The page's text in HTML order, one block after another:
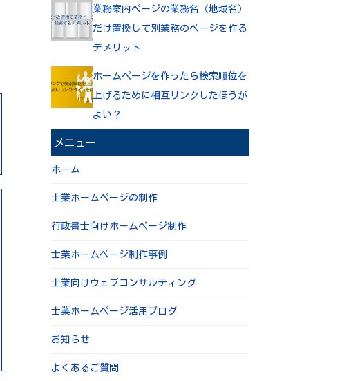
業務案内ページの業務名（地域名）
だけ置換して別業務のページを作る
デメリット
ホームページを作ったら検索順位を
上げるために相互リンクしたほうが
よい？
メニュー
ホーム
士業ホームページの制作
行政書士向けホームページ制作
士業ホームページ制作事例
士業向けウェブコンサルティング
士業ホームページ活用ブログ
お知らせ
よくあるご質問